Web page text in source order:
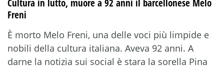
Cultura in lutto, muore a 92 anni il barcellonese Melo
Freni
È morto Melo Freni, una delle voci più limpide e
nobili della cultura italiana. Aveva 92 anni. A
darne la notizia sui social è stara la sorella Pina